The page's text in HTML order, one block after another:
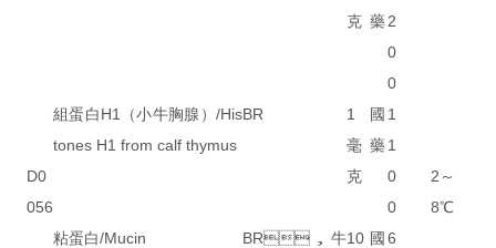
克 藥2
0
0
D0
056
組蛋白H1（小牛胸腺）/His
tones H1 from calf thymus
BR
1
毫
克
國
藥
1
1
0
0
2～
8℃
粘蛋白/Mucin
BR，牛10 國 6